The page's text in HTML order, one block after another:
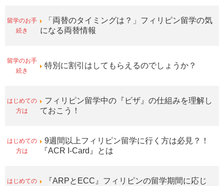
留学のお手
続き
「両替のタイミングは？」フィリピン留学の気
になる両替情報
留学のお手
続き
特別に割引はしてもらえるのでしょうか？
はじめての
方は
フィリピン留学中の『ビザ』の仕組みを理解し
ておこう！
はじめての
方は
9週間以上フィリピン留学に行く方は必見？！
『ACR I-Card』とは
はじめての
『ARPとECC』フィリピンの留学期間に応じ